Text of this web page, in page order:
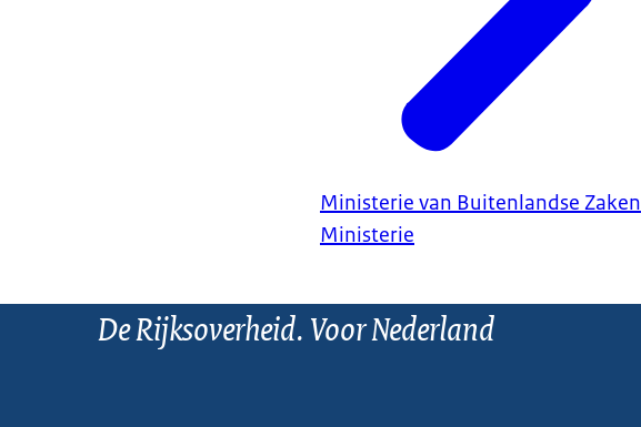
Ministerie van Buitenlandse Zaken
Ministerie
De Rijksoverheid. Voor Nederland